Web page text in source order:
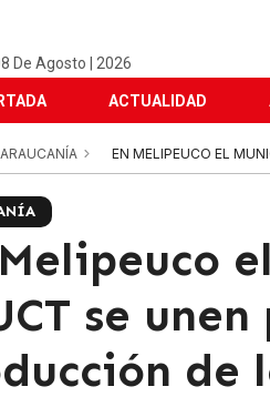
De Agosto | 2026
ACTUALIDAD
ARAUCANÍA EN MELIPEUCO EL
se
de